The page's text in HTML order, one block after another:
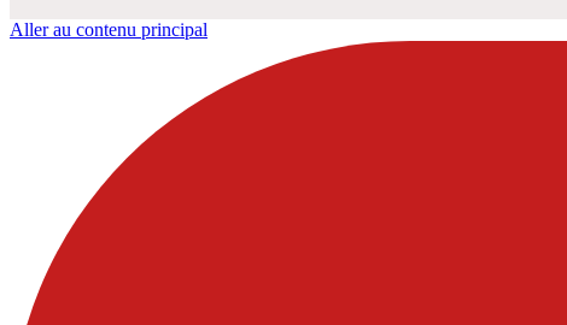
Aller au contenu principal